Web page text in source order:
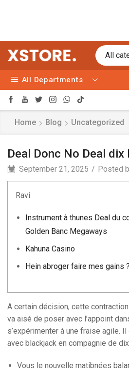
All
All Departments
Home Blog Uncategorized
Deal Donc No Deal
September 21, 2025 / Posted
Ravi
Instrument à thunes Deal du
Golden Banc Megaways
Kahuna Casino
Hein abroger faire mes gains ?
A certain décision, cette
va aisé de poser avec l’appoint
s’expérimenter à une fraise agile. Il
avec blackjack en compagnie de
Vous le nouvelle matibnées